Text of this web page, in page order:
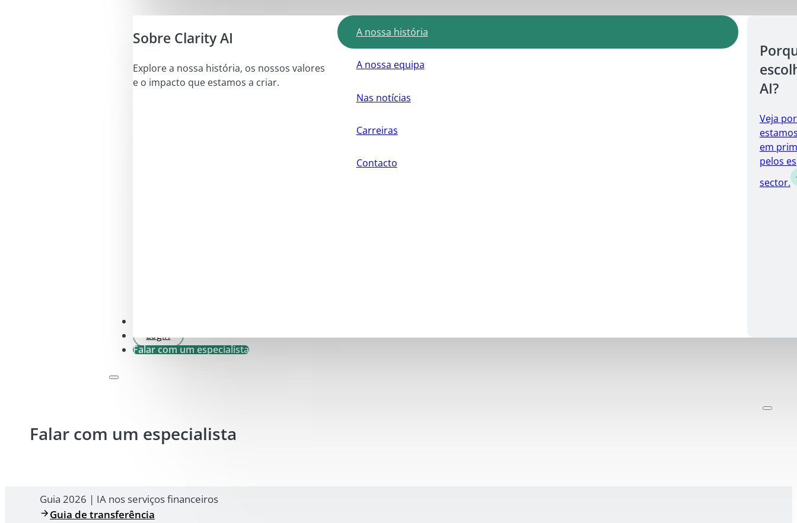
Sobre Clarity AI
Explore a nossa história, os nossos valores
e o impacto que estamos a criar.
A nossa história
A nossa equipa
Nas notícias
Carreiras
Contacto
AI?
Veja
em
pelos
sector.
Login
Falar com um especialista
Falar com um especialista
Guia 2026 | IA nos serviços financeiros
Guia de transferência